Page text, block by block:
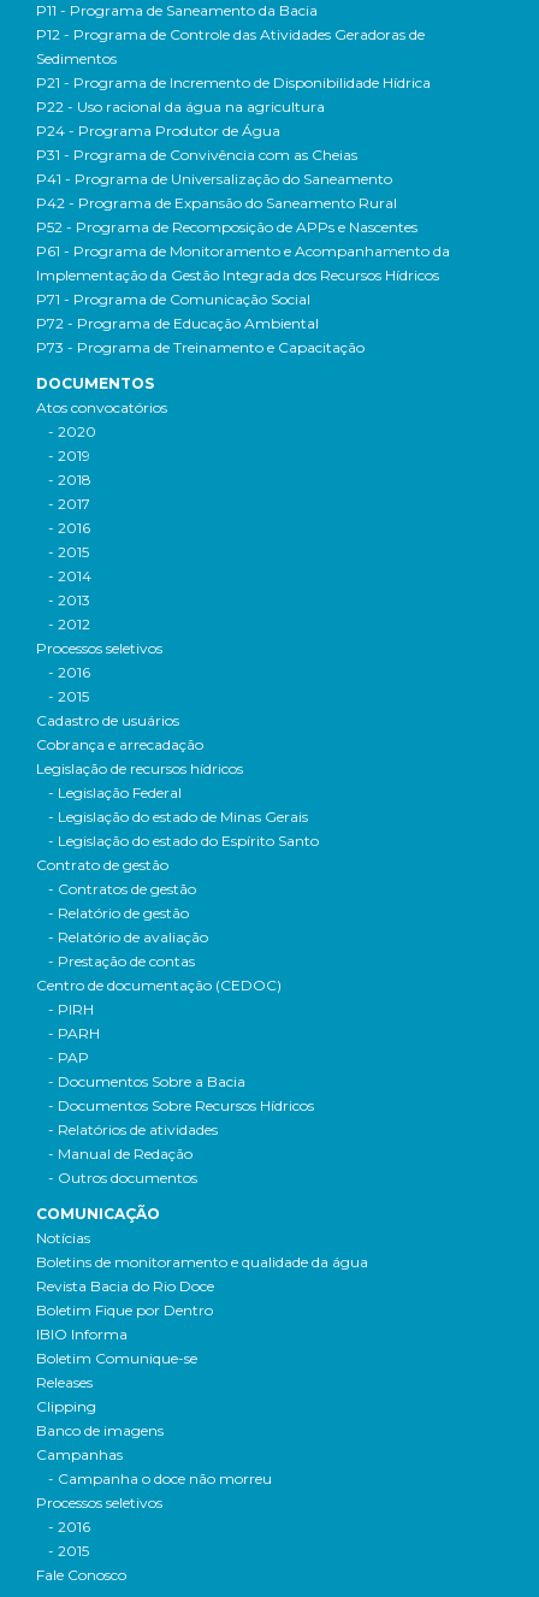
P11 - Programa de Saneamento da Bacia
P12 - Programa de Controle das Atividades Geradoras de
Sedimentos
P21 - Programa de Incremento de Disponibilidade Hídrica
P22 - Uso racional da água na agricultura
P24 - Programa Produtor de Água
P31 - Programa de Convivência com as Cheias
P41 - Programa de Universalização do Saneamento
P42 - Programa de Expansão do Saneamento Rural
P52 - Programa de Recomposição de APPs e Nascentes
P61 - Programa de Monitoramento e Acompanhamento da
Implementação da Gestão Integrada dos Recursos Hídricos
P71 - Programa de Comunicação Social
P72 - Programa de Educação Ambiental
P73 - Programa de Treinamento e Capacitação
DOCUMENTOS
Atos convocatórios
- 2020
- 2019
- 2018
- 2017
- 2016
- 2015
- 2014
- 2013
- 2012
Processos seletivos
- 2016
- 2015
Cadastro de usuários
Cobrança e arrecadação
Legislação de recursos hídricos
- Legislação Federal
- Legislação do estado de Minas Gerais
- Legislação do estado do Espírito Santo
Contrato de gestão
- Contratos de gestão
- Relatório de gestão
- Relatório de avaliação
- Prestação de contas
Centro de documentação (CEDOC)
- PIRH
- PARH
- PAP
- Documentos Sobre a Bacia
- Documentos Sobre Recursos Hídricos
- Relatórios de atividades
- Manual de Redação
- Outros documentos
COMUNICAÇÃO
Notícias
Boletins de monitoramento e qualidade da água
Revista Bacia do Rio Doce
Boletim Fique por Dentro
IBIO Informa
Boletim Comunique-se
Releases
Clipping
Banco de imagens
Campanhas
- Campanha o doce não morreu
Processos seletivos
- 2016
- 2015
Fale Conosco